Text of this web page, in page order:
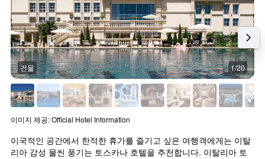
건물 1/20
이미지 제공: Official Hotel Information
이국적인 공간에서 한적한 휴가를 즐기고 싶은 여행객에게는 이탈
리아 감성 물씬 풍기는 토스카나 호텔을 추천합니다. 이탈리아 토